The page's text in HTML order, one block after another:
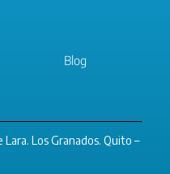
Blog
Los Granados. Quito –